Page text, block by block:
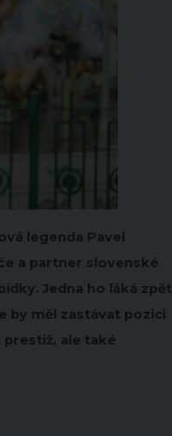
legenda Pavel
a partner slovenské
Jedna ho láká zpět
by měl zastávat pozici
prestiž, ale také